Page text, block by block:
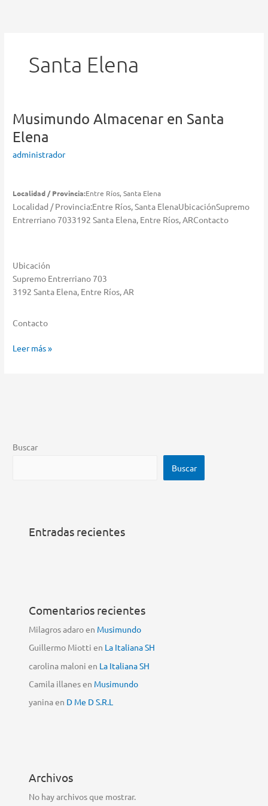
Santa Elena
MusimundoAlmacenar en Santa
Elena
administrador
Localidad / Provincia:Entre Ríos, Santa Elena
Localidad / Provincia:Entre Ríos, Santa ElenaUbicaciónSupremo
Entrerriano 7033192 Santa Elena, Entre Ríos, ARContacto
Ubicación
Supremo Entrerriano 703
3192 Santa Elena, Entre Ríos, AR
Contacto
Musimundo
Leer más »
Buscar
Buscar
Entradas recientes
Comentarios recientes
Milagros adaroen Musimundo
Guillermo Miotti en La Italiana SH
carolina maloni en La Italiana SH
Camila illanesen Musimundo
yaninaen D Me D S.R.L
Archivos
No hay archivos que mostrar.